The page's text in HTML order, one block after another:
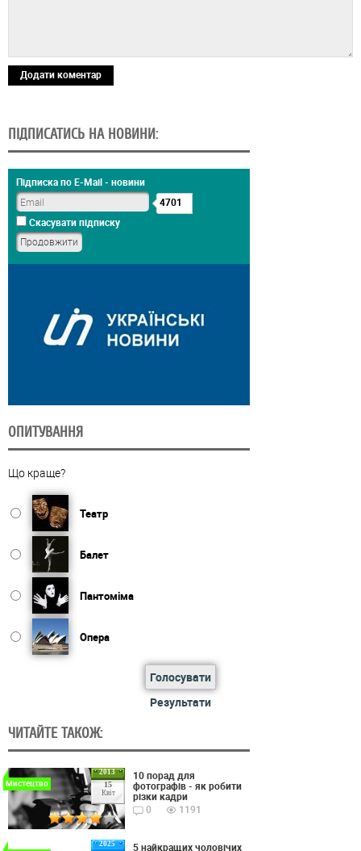
Додати коментар
ПІДПИСАТИСЬ НА НОВИНИ:
Підписка по E-Mail - новини
4701
Скасувати підписку
ОПИТУВАННЯ
Що краще?
Театр
Балет
Пантоміма
Опера
Голосувати
Результати
ЧИТАЙТЕ ТАКОЖ:
2013
15
Квіт
Мистецтво
10 порад для
фотографів - як робити
різки кадри
0
1191
2025
5 найкращих чоловічих